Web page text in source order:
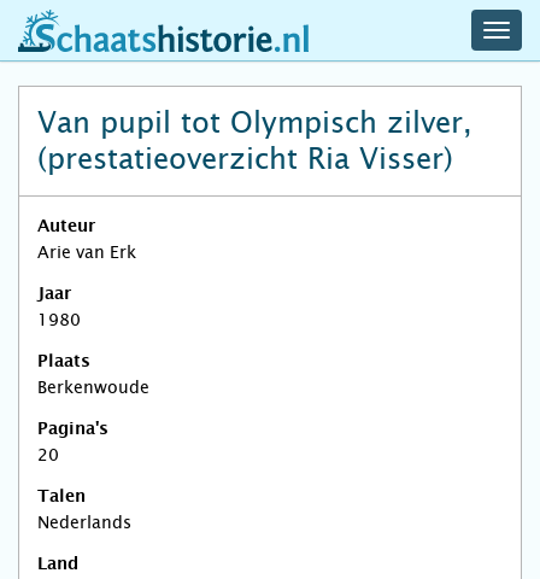
schaatshistorie.nl
Van pupil tot Olympisch zilver,
(prestatieoverzicht Ria Visser)
Auteur
Arie van Erk
Jaar
1980
Plaats
Berkenwoude
Pagina's
20
Talen
Nederlands
Land